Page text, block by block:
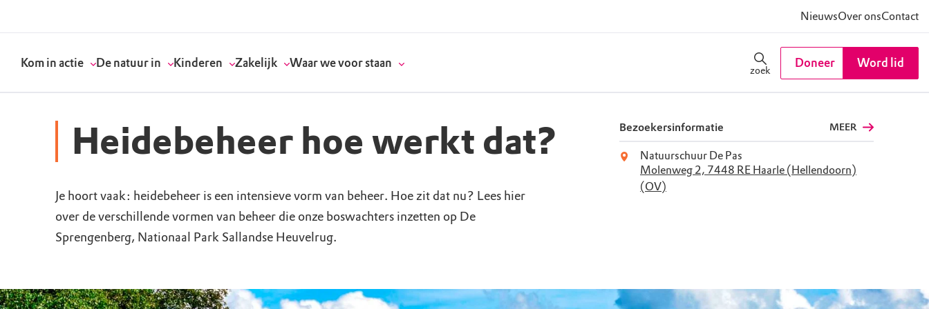
NieuwsOver onsContact
Kom in actie
Word lid
Word vrijwilliger
De natuur in
Agenda
Natuurgebieden
Kinderen
Speelnatuur
Verjaardagsfeestjes
Zakelijk
Strategisch partnerschap
Vergaderen in de natuur
Waar we voor staan
Standpunten
Actuele thema's
zoek
Doneer Word lid
Heidebeheer hoe werkt dat?
Je hoort vaak: heidebeheer is een intensieve vorm van beheer. Hoe zit dat nu? Lees hier
over de verschillende vormen van beheer die onze boswachters inzetten op De
Sprengenberg, Nationaal Park Sallandse Heuvelrug.
Bezoekersinformatie MEER
Natuurschuur De Pas
Molenweg 2, 7448 RE Haarle (Hellendoorn)
(OV)